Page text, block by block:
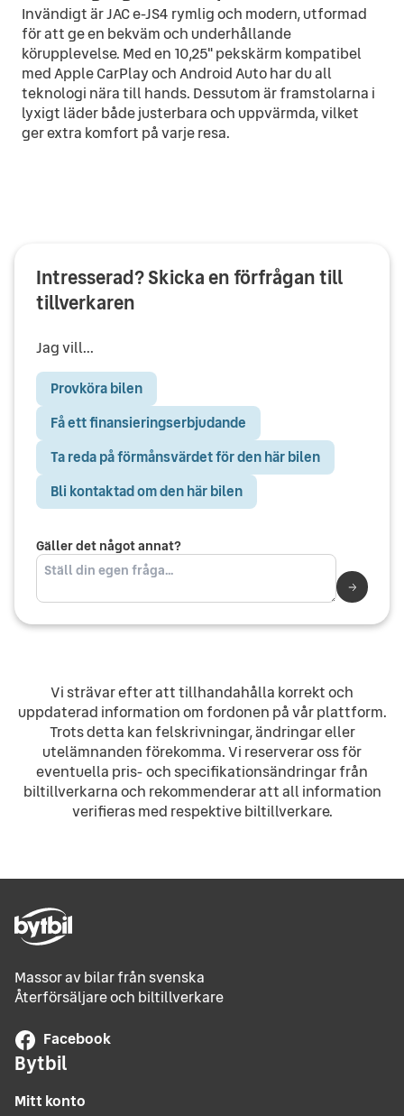
Invändigt är JAC e-JS4 rymlig och modern, utformad
för att ge en bekväm och underhållande
körupplevelse. Med en 10,25" pekskärm kompatibel
med Apple CarPlay och Android Auto har du all
teknologi nära till hands. Dessutom är framstolarna i
lyxigt läder både justerbara och uppvärmda, vilket
ger extra komfort på varje resa.
Intresserad? Skicka en förfrågan till
tillverkaren
Jag vill...
Provköra bilen
Få ett finansieringserbjudande
Ta reda på förmånsvärdet för den här bilen
Bli kontaktad om den här bilen
Gäller det något annat?
Vi strävar efter att tillhandahålla korrekt och
uppdaterad information om fordonen på vår plattform.
Trots detta kan felskrivningar, ändringar eller
utelämnanden förekomma. Vi reserverar oss för
eventuella pris- och specifikationsändringar från
biltillverkarna och rekommenderar att all information
verifieras med respektive biltillverkare.
Massor av bilar från svenska
Återförsäljare och biltillverkare
Facebook
Bytbil
Mitt konto